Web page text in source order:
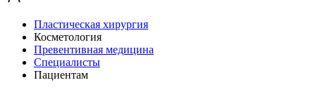
Пластическая хирургия
Косметология
Превентивная медицина
Специалисты
Пациентам